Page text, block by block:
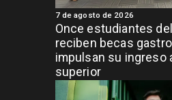
Once estudiantes
reciben becas
impulsan su ingreso
superior
7 de agosto de 2026